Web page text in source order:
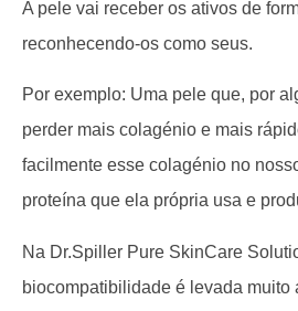
A pele vai receber os ativos de
reconhecendo-os como seus.
Por exemplo: Uma pele que, por
perder mais colagénio e mais
facilmente esse colagénio no
proteína que ela própria usa e
Na Dr.Spiller Pure SkinCare
biocompatibilidade é levada muito